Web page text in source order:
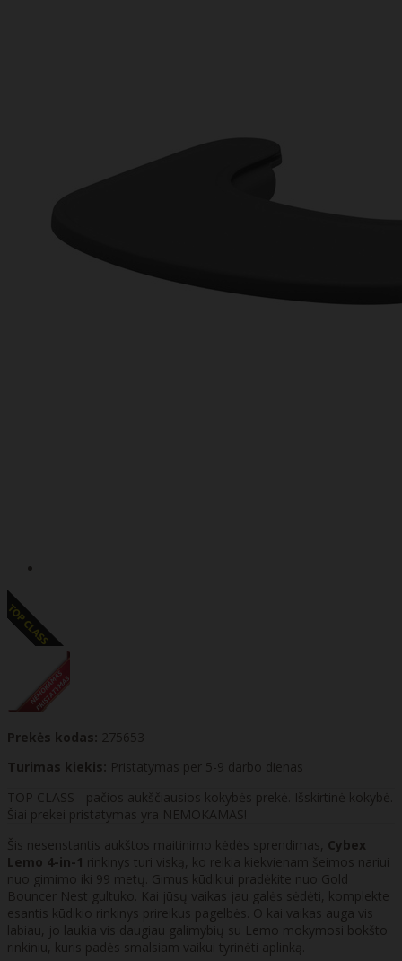
Prekės kodas: 275653
Turimas kiekis: Pristatymas per 5-9 darbo dienas
TOP CLASS - pačios aukščiausios kokybės prekė. Išskirtinė kokybė.
Šiai prekei pristatymas yra NEMOKAMAS!
Šis nesenstantis aukštos maitinimo kėdės sprendimas, Cybex
Lemo 4-in-1 rinkinys turi viską, ko reikia kiekvienam šeimos nariui
nuo gimimo iki 99 metų. Gimus kūdikiui pradėkite nuo Gold
Bouncer Nest gultuko. Kai jūsų vaikas jau galės sėdėti, komplekte
esantis kūdikio rinkinys prireikus pagelbės. O kai vaikas auga vis
labiau, jo laukia vis daugiau galimybių su Lemo mokymosi bokšto
rinkiniu, kuris padės smalsiam vaikui tyrinėti aplinką.